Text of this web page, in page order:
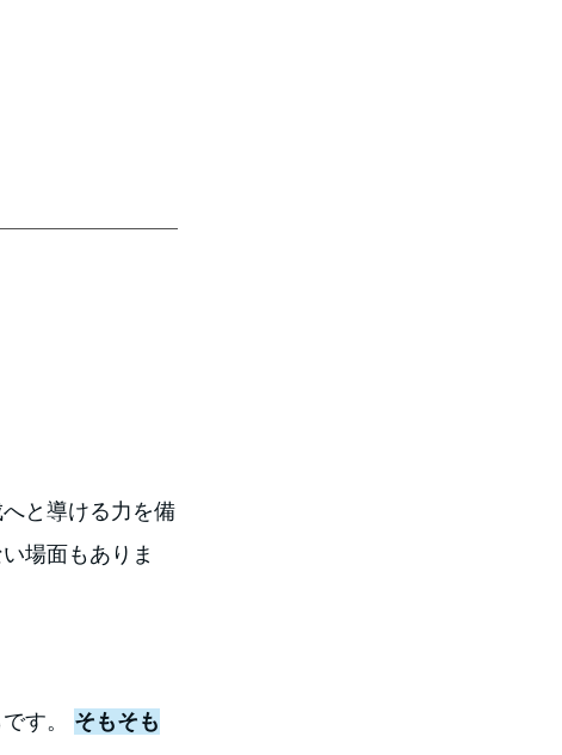
と導ける力を備
場面もありま
す。 そもそも